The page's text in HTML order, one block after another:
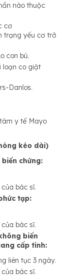
nào thuộc
cơ
trạng yếu cơ trở
con bú.
loạn co giật
Danlos.
y tế Mayo
kéo dài)
chứng:
bác sĩ.
tạp:
bác sĩ.
biến
cấp tính:
liên tục 3 ngày.
bác sĩ.